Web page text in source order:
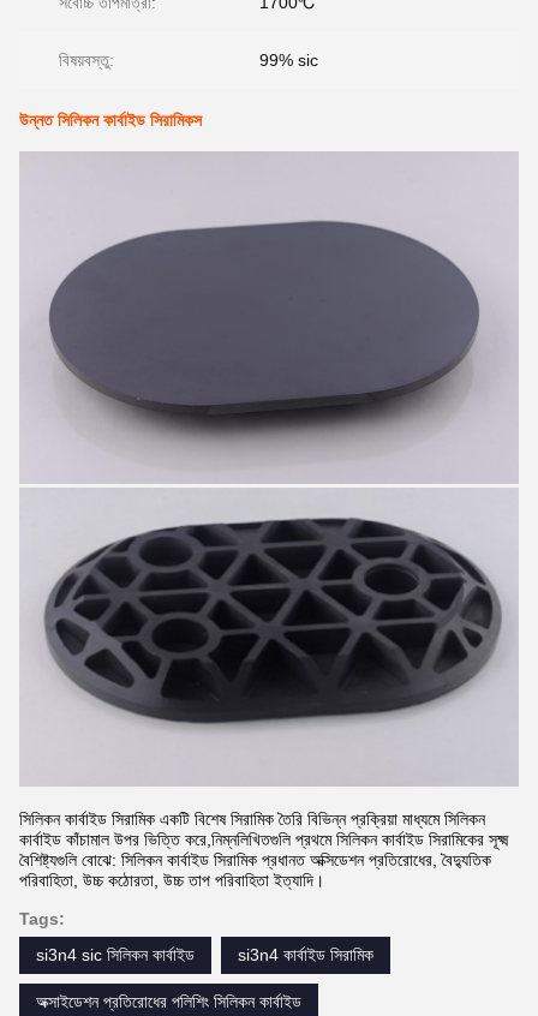
বিষয়বস্তু: 99% sic
উন্নত সিলিকন কার্বাইড সিরামিকস
সিলিকন কার্বাইড সিরামিক একটি বিশেষ সিরামিক তৈরি বিভিন্ন প্রক্রিয়া মাধ্যমে সিলিকন
কার্বাইড কাঁচামাল উপর ভিত্তি করে,নিম্নলিখিতগুলি প্রথমে সিলিকন কার্বাইড সিরামিকের সূক্ষ্ম
বৈশিষ্ট্যগুলি বোঝে: সিলিকন কার্বাইড সিরামিক প্রধানত অক্সিডেশন প্রতিরোধের, বৈদ্যুতিক
পরিবাহিতা, উচ্চ কঠোরতা, উচ্চ তাপ পরিবাহিতা ইত্যাদি।
Tags:
si3n4 sic সিলিকন কার্বাইড
si3n4 কার্বাইড সিরামিক
অক্সাইডেশন প্রতিরোধের পলিশিং সিলিকন কার্বাইড